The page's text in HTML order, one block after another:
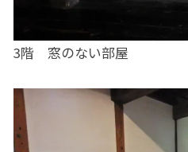
3階 窓のない部屋